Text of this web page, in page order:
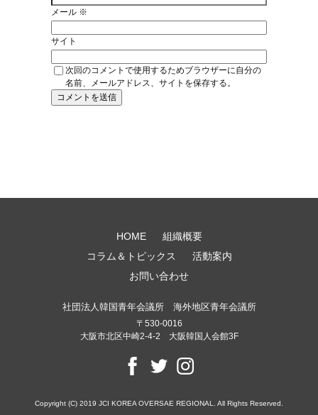
メール ※
サイト
次回のコメントで使用するためブラウザーに自分の
名前、メールアドレス、サイトを保存する。
HOME
組織概要
コラム＆トピックス
活動案内
お問い合わせ
社団法人韓国青年会議所 海外地区青年会議所
〒530-0016
大阪市北区中崎2-4-2 大阪韓国人会館3F
Copyright (C) 2019 JCI KOREA OVERSAE REGIONAL. All Rights Reserved.